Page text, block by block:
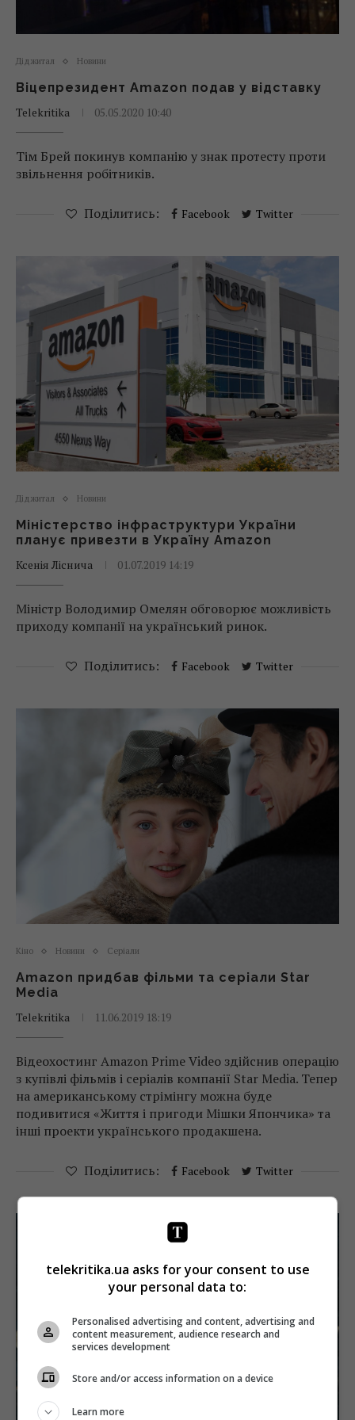
Діджитал Новини
Віцепрезидент Amazon подав у відставку
Telekritika
05.05.2020 10:40
Тім Брей покинув компанію у знак протесту проти
звільнення робітників.
Поділитись: Facebook Twitter
Діджитал Новини
Міністерство інфраструктури України
планує привезти в Україну Amazon
Ксенія Ліснича
01.07.2019 14:19
Міністр Володимир Омелян обговорює можливість
приходу компанії на український ринок.
Поділитись: Facebook Twitter
Кіно Новини Серіали
Amazon придбав фільми та серіали Star
Media
Telekritika
11.06.2019 18:19
Відеохостинг Amazon Prime Video здійснив операцію
з купівлі фільмів і серіалів компанії Star Media. Тепер
на американському стрімінгу можна буде
подивитися «Життя і пригоди Мішки Япончика» та
інші проекти українського продакшена.
Поділитись: Facebook Twitter
telekritika.ua asks for your consent to use
your personal data to:
Personalised advertising and content, advertising and
content measurement, audience research and
services development
Store and/or access information on a device
Learn more